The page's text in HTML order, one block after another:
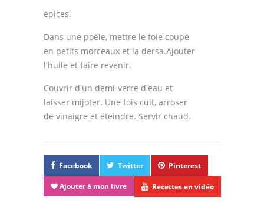
épices.
Dans une poêle, mettre le foie coupé
en petits morceaux et la dersa.Ajouter
l'huile et faire revenir.
Couvrir d'un demi-verre d'eau et
laisser mijoter. Une fois cuit, arroser
de vinaigre et éteindre. Servir chaud.
Facebook Twitter Pinterest
Ajouter à mon livre Recettes en vidéo